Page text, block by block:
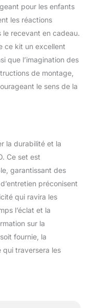
à lire. Un
pour un
pour les
garçons à
ans. La voiture
mesurent
pour les enfants
les réactions
recevant en cadeau.
ce kit un excellent
que l’imagination des
de montage,
le sens de la
la durabilité et la
Ce set est
garantissant des
préconisent
qui ravira les
l’éclat et la
sur la
fournie, la
qui traversera les